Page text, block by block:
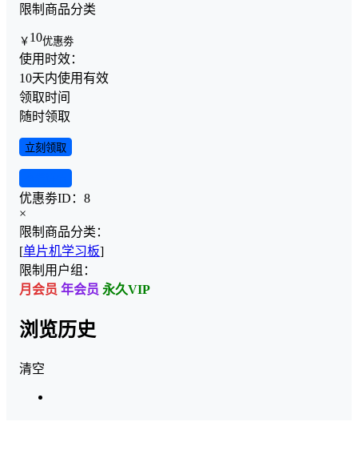
限制商品分类
￥ 10优惠劵
使用时效：
10天内使用有效
领取时间
随时领取
立刻领取
优惠劵ID： 8
×
限制商品分类：
[单片机学习板]
限制用户组：
月会员 年会员 永久VIP
浏览历史
清空